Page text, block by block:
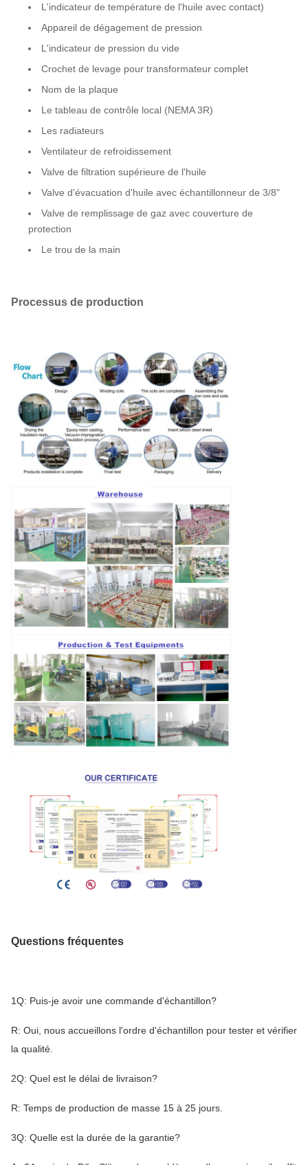
L'indicateur de température de l'huile avec contact)
Appareil de dégagement de pression
L'indicateur de pression du vide
Crochet de levage pour transformateur complet
Nom de la plaque
Le tableau de contrôle local (NEMA 3R)
Les radiateurs
Ventilateur de refroidissement
Valve de filtration supérieure de l'huile
Valve d'évacuation d'huile avec échantillonneur de 3/8"
Valve de remplissage de gaz avec couverture de
protection
Le trou de la main
Processus de production
Questions fréquentes
1Q: Puis-je avoir une commande d'échantillon?
R: Oui, nous accueillons l'ordre d'échantillon pour tester et vérifier
la qualité.
2Q: Quel est le délai de livraison?
R: Temps de production de masse 15 à 25 jours.
3Q: Quelle est la durée de la garantie?